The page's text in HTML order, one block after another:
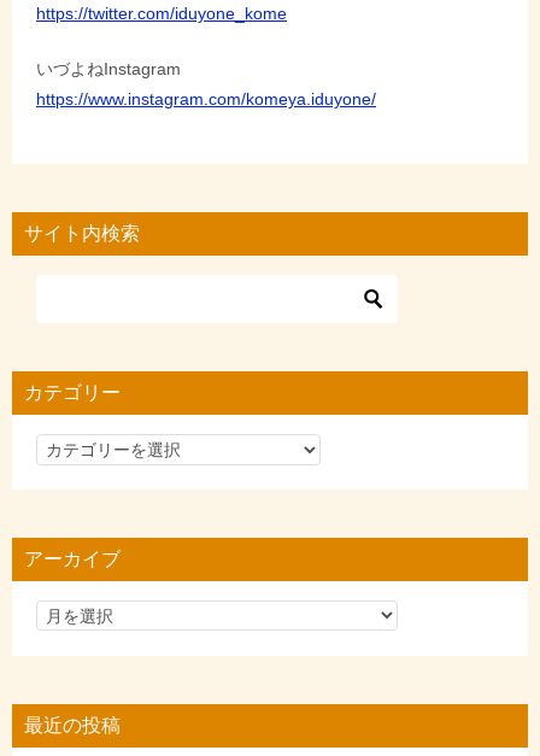
https://twitter.com/iduyone_kome
いづよねInstagram
https://www.instagram.com/komeya.iduyone/
サイト内検索
カテゴリー
カ
リ
アーカイブ
最近の投稿